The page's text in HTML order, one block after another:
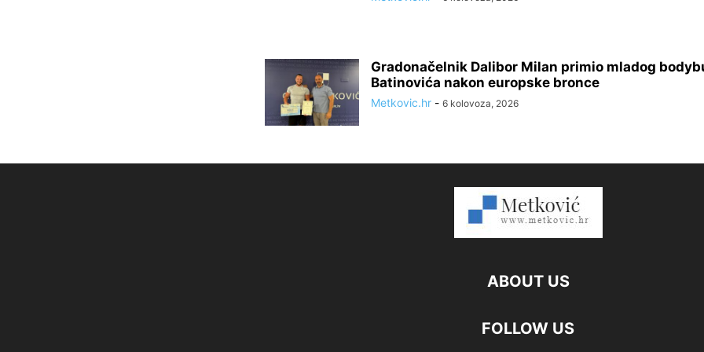
Gradonačelnik Dalibor Milan primio mladog
Batinovića nakon europske bronce
Metkovic.hr - 6 kolovoza, 2026
ABOUT US
FOLLOW US